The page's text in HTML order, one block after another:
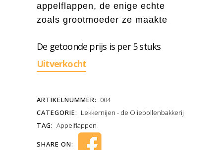
appelflappen, de enige echte
zoals grootmoeder ze maakte
De getoonde prijs is per 5 stuks
Uitverkocht
ARTIKELNUMMER: 004
CATEGORIE: Lekkernijen - de Oliebollenbakkerij
TAG: Appelflappen
SHARE ON: